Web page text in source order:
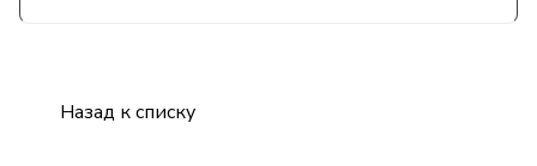
Назад к списку